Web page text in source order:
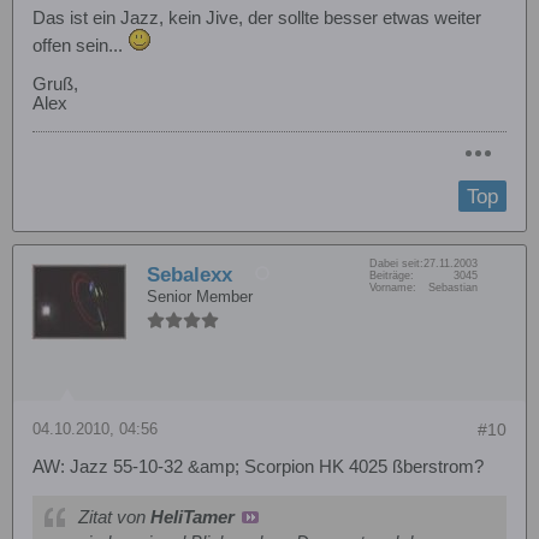
Das ist ein Jazz, kein Jive, der sollte besser etwas weiter
offen sein...
Gruß,
Alex
Top
Sebalexx
Senior Member
Dabei seit:27.11.2003
Beiträge:
3045
Vorname:
Sebastian
#10
04.10.2010, 04:56
AW: Jazz 55-10-32 &amp; Scorpion HK 4025 ßberstrom?
Zitat von HeliTamer